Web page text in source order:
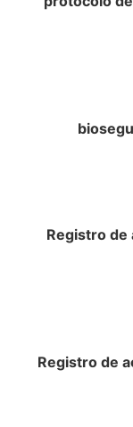
Registro de
Registro de